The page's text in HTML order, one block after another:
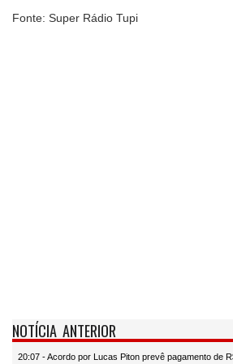
Fonte: Super Rádio Tupi
NOTÍCIA ANTERIOR
20:07 - Acordo por Lucas Piton prevê pagamento de